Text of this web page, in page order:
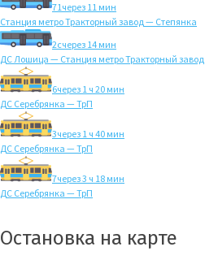
71через 11 мин
Станция метро Тракторный завод — Степянка
2счерез 14 мин
ДС Лошица — Станция метро Тракторный завод
6через 1 ч 20 мин
ДС Серебрянка — ТрП
3через 1 ч 40 мин
ДС Серебрянка — ТрП
7через 3 ч 18 мин
ДС Серебрянка — ТрП
Остановка на карте